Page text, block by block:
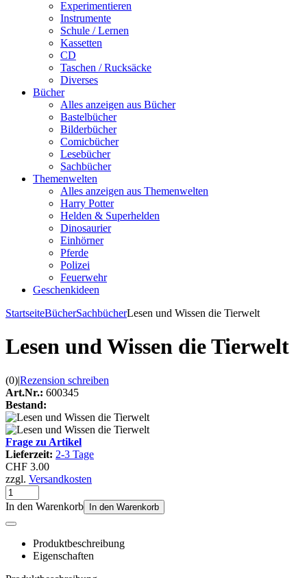
Experimentieren
Instrumente
Schule / Lernen
Kassetten
CD
Taschen / Rucksäcke
Diverses
Bücher
Alles anzeigen aus Bücher
Bastelbücher
Bilderbücher
Comicbücher
Lesebücher
Sachbücher
Themenwelten
Alles anzeigen aus Themenwelten
Harry Potter
Helden & Superhelden
Dinosaurier
Einhörner
Pferde
Polizei
Feuerwehr
Geschenkideen
StartseiteBücherSachbücherLesen und Wissen die Tierwelt
Lesen und Wissen die Tierwelt
(0)|Rezension schreiben
Art.Nr.: 600345
Bestand:
Frage zu Artikel
Lieferzeit: 2-3 Tage
CHF 3.00
zzgl. Versandkosten
In den Warenkorb In den Warenkorb
Produktbeschreibung
Eigenschaften